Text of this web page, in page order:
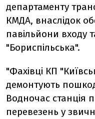
департаменту
КМДА, внаслідок
павільйони входу
"Бориспільська".
"Фахівці КП
демонтують
Водночас станція
перевезень у